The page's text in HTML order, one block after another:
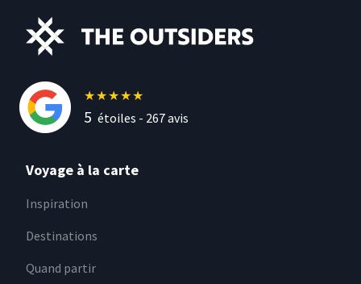
★★★★★
5 étoiles - 267avis
Voyage à la carte
Inspiration
Destinations
Quand partir